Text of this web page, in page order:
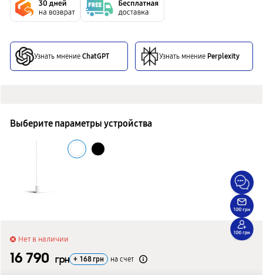
Узнать мнение ChatGPT Узнать мнение Perplexity
Выберите параметры устройства
Нет в наличии
16 790 грн + 168 грн на счет